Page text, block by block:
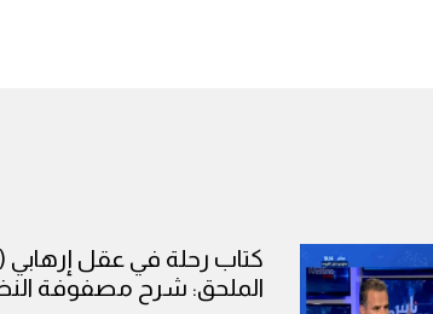
الملحق: شرح مصفوفة